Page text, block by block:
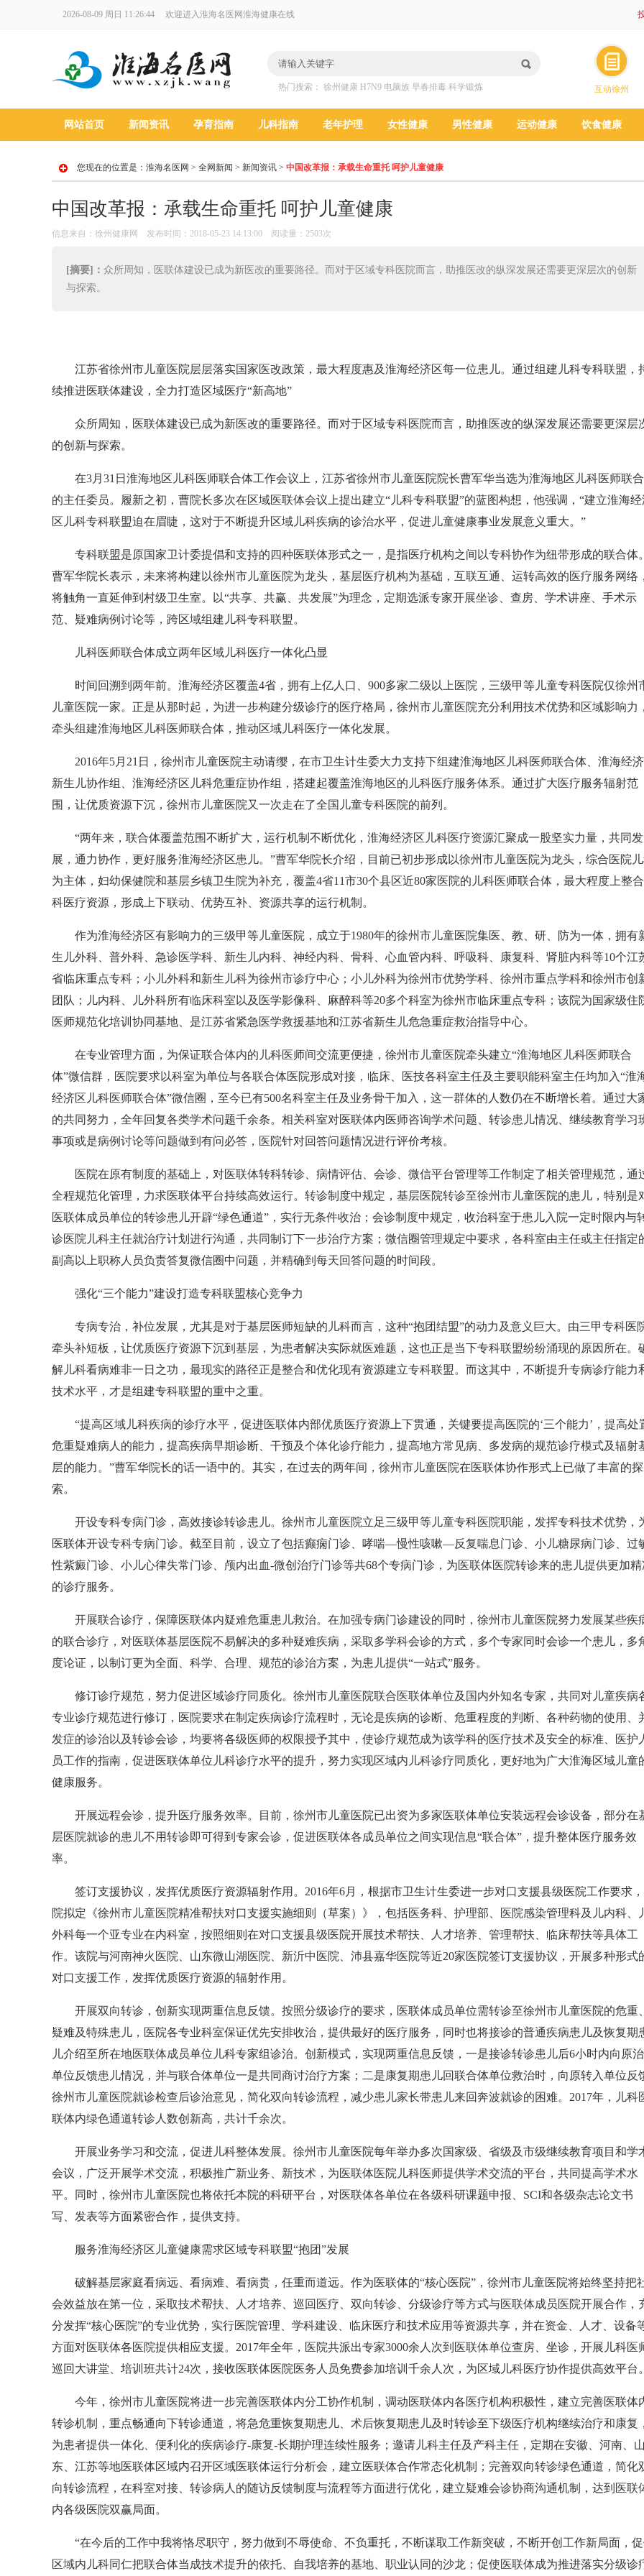
2026-08-09 周日 11:26:45 欢迎进入淮海名医网淮海健康在线
热门搜索： 徐州健康 H7N9 电脑族 早春排毒 科学锻炼 互动徐州
网站首页 新闻资讯 孕育指南 儿科指南 老年护理 女性健康 男性健康 运动健康 饮食健康
您现在的位置是： 淮海名医网 > 全网新闻 > 新闻资讯 > 中国改革报：承载生命重托 呵护儿童健康
中国改革报：承载生命重托 呵护儿童健康
信息来自：徐州健康网 发布时间：2018-05-23 14:13:00 阅读量：2503次
[摘要]： 众所周知，医联体建设已成为新医改的重要路径。而对于区域专科医院而言，助推医改的纵深发展还需要更深层次的创新
与探索。
江苏省徐州市儿童医院层层落实国家医改政策，最大程度惠及淮海经济区每一位患儿。通过组建儿科专科联盟，
续推进医联体建设，全力打造区域医疗“新高地”
众所周知，医联体建设已成为新医改的重要路径。而对于区域专科医院而言，助推医改的纵深发展还需要更深层
的创新与探索。
在3月31日淮海地区儿科医师联合体工作会议上，江苏省徐州市儿童医院院长曹军华当选为淮海地区儿科医师联
的主任委员。履新之初，曹院长多次在区域医联体会议上提出建立“儿科专科联盟”的蓝图构想，他强调，“建立淮海经
区儿科专科联盟迫在眉睫，这对于不断提升区域儿科疾病的诊治水平，促进儿童健康事业发展意义重大。”
专科联盟是原国家卫计委提倡和支持的四种医联体形式之一，是指医疗机构之间以专科协作为纽带形成的联合体。
曹军华院长表示，未来将构建以徐州市儿童医院为龙头，基层医疗机构为基础，互联互通、运转高效的医疗服务网络，
将触角一直延伸到村级卫生室。以“共享、共赢、共发展”为理念，定期选派专家开展坐诊、查房、学术讲座、手术示
范、疑难病例讨论等，跨区域组建儿科专科联盟。
儿科医师联合体成立两年区域儿科医疗一体化凸显
时间回溯到两年前。淮海经济区覆盖4省，拥有上亿人口、900多家二级以上医院，三级甲等儿童专科医院仅徐州
儿童医院一家。正是从那时起，为进一步构建分级诊疗的医疗格局，徐州市儿童医院充分利用技术优势和区域影响力，
牵头组建淮海地区儿科医师联合体，推动区域儿科医疗一体化发展。
2016年5月21日，徐州市儿童医院主动请缨，在市卫生计生委大力支持下组建淮海地区儿科医师联合体、淮海经
新生儿协作组、淮海经济区儿科危重症协作组，搭建起覆盖淮海地区的儿科医疗服务体系。通过扩大医疗服务辐射范
围，让优质资源下沉，徐州市儿童医院又一次走在了全国儿童专科医院的前列。
“两年来，联合体覆盖范围不断扩大，运行机制不断优化，淮海经济区儿科医疗资源汇聚成一股坚实力量，共同发
展，通力协作，更好服务淮海经济区患儿。”曹军华院长介绍，目前已初步形成以徐州市儿童医院为龙头，综合医院
为主体，妇幼保健院和基层乡镇卫生院为补充，覆盖4省11市30个县区近80家医院的儿科医师联合体，最大程度上整
科医疗资源，形成上下联动、优势互补、资源共享的运行机制。
作为淮海经济区有影响力的三级甲等儿童医院，成立于1980年的徐州市儿童医院集医、教、研、防为一体，拥有
生儿外科、普外科、急诊医学科、新生儿内科、神经内科、骨科、心血管内科、呼吸科、康复科、肾脏内科等10个江
省临床重点专科；小儿外科和新生儿科为徐州市诊疗中心；小儿外科为徐州市优势学科、徐州市重点学科和徐州市创
团队；儿内科、儿外科所有临床科室以及医学影像科、麻醉科等20多个科室为徐州市临床重点专科；该院为国家级住
医师规范化培训协同基地、是江苏省紧急医学救援基地和江苏省新生儿危急重症救治指导中心。
在专业管理方面，为保证联合体内的儿科医师间交流更便捷，徐州市儿童医院牵头建立“淮海地区儿科医师联合
体”微信群，医院要求以科室为单位与各联合体医院形成对接，临床、医技各科室主任及主要职能科室主任均加入“淮
经济区儿科医师联合体”微信圈，至今已有500名科室主任及业务骨干加入，这一群体的人数仍在不断增长着。通过大
的共同努力，全年回复各类学术问题千余条。相关科室对医联体内医师咨询学术问题、转诊患儿情况、继续教育学习
事项或是病例讨论等问题做到有问必答，医院针对回答问题情况进行评价考核。
医院在原有制度的基础上，对医联体转科转诊、病情评估、会诊、微信平台管理等工作制定了相关管理规范，通
全程规范化管理，力求医联体平台持续高效运行。转诊制度中规定，基层医院转诊至徐州市儿童医院的患儿，特别是
医联体成员单位的转诊患儿开辟“绿色通道”，实行无条件收治；会诊制度中规定，收治科室于患儿入院一定时限内与
诊医院儿科主任就治疗计划进行沟通，共同制订下一步治疗方案；微信圈管理规定中要求，各科室由主任或主任指定
副高以上职称人员负责答复微信圈中问题，并精确到每天回答问题的时间段。
强化“三个能力”建设打造专科联盟核心竞争力
专病专治，补位发展，尤其是对于基层医师短缺的儿科而言，这种“抱团结盟”的动力及意义巨大。由三甲专科医
牵头补短板，让优质医疗资源下沉到基层，为患者解决实际就医难题，这也正是当下专科联盟纷纷涌现的原因所在。
解儿科看病难非一日之功，最现实的路径正是整合和优化现有资源建立专科联盟。而这其中，不断提升专病诊疗能力
技术水平，才是组建专科联盟的重中之重。
“提高区域儿科疾病的诊疗水平，促进医联体内部优质医疗资源上下贯通，关键要提高医院的‘三个能力’，提高处
危重疑难病人的能力，提高疾病早期诊断、干预及个体化诊疗能力，提高地方常见病、多发病的规范诊疗模式及辐射
层的能力。”曹军华院长的话一语中的。其实，在过去的两年间，徐州市儿童医院在医联体协作形式上已做了丰富的探
索。
开设专科专病门诊，高效接诊转诊患儿。徐州市儿童医院立足三级甲等儿童专科医院职能，发挥专科技术优势，
医联体开设专科专病门诊。截至目前，设立了包括癫痫门诊、哮喘—慢性咳嗽—反复喘息门诊、小儿糖尿病门诊、过
性紫癜门诊、小儿心律失常门诊、颅内出血-微创治疗门诊等共68个专病门诊，为医联体医院转诊来的患儿提供更加精
的诊疗服务。
开展联合诊疗，保障医联体内疑难危重患儿救治。在加强专病门诊建设的同时，徐州市儿童医院努力发展某些疾
的联合诊疗，对医联体基层医院不易解决的多种疑难疾病，采取多学科会诊的方式，多个专家同时会诊一个患儿，多
度论证，以制订更为全面、科学、合理、规范的诊治方案，为患儿提供“一站式”服务。
修订诊疗规范，努力促进区域诊疗同质化。徐州市儿童医院联合医联体单位及国内外知名专家，共同对儿童疾病
专业诊疗规范进行修订，医院要求在制定疾病诊疗流程时，无论是疾病的诊断、危重程度的判断、各种药物的使用、
发症的诊治以及转诊会诊，均要将各级医师的权限授予其中，使诊疗规范成为该学科的医疗技术及安全的标准、医护
员工作的指南，促进医联体单位儿科诊疗水平的提升，努力实现区域内儿科诊疗同质化，更好地为广大淮海区域儿童
健康服务。
开展远程会诊，提升医疗服务效率。目前，徐州市儿童医院已出资为多家医联体单位安装远程会诊设备，部分在
层医院就诊的患儿不用转诊即可得到专家会诊，促进医联体各成员单位之间实现信息“联合体”，提升整体医疗服务效
率。
签订支援协议，发挥优质医疗资源辐射作用。2016年6月，根据市卫生计生委进一步对口支援县级医院工作要求
院拟定《徐州市儿童医院精准帮扶对口支援实施细则（草案）》，包括医务科、护理部、医院感染管理科及儿内科、
外科每一个亚专业在内科室，按照细则在对口支援县级医院开展技术帮扶、人才培养、管理帮扶、临床帮扶等具体工
作。该院与河南神火医院、山东微山湖医院、新沂中医院、沛县嘉华医院等近20家医院签订支援协议，开展多种形式
对口支援工作，发挥优质医疗资源的辐射作用。
开展双向转诊，创新实现两重信息反馈。按照分级诊疗的要求，医联体成员单位需转诊至徐州市儿童医院的危重、
疑难及特殊患儿，医院各专业科室保证优先安排收治，提供最好的医疗服务，同时也将接诊的普通疾病患儿及恢复期
儿介绍至所在地医联体成员单位儿科专家组诊治。创新模式，实现两重信息反馈，一是接诊转诊患儿后6小时内向原
单位反馈患儿情况，并与联合体单位一是共同商讨治疗方案；二是康复期患儿回联合体单位救治时，向原转入单位反
徐州市儿童医院就诊检查后诊治意见，简化双向转诊流程，减少患儿家长带患儿来回奔波就诊的困难。2017年，儿科
联体内绿色通道转诊人数创新高，共计千余次。
开展业务学习和交流，促进儿科整体发展。徐州市儿童医院每年举办多次国家级、省级及市级继续教育项目和学
会议，广泛开展学术交流，积极推广新业务、新技术，为医联体医院儿科医师提供学术交流的平台，共同提高学术水
平。同时，徐州市儿童医院也将依托本院的科研平台，对医联体各单位在各级科研课题申报、SCI和各级杂志论文书
写、发表等方面紧密合作，提供支持。
服务淮海经济区儿童健康需求区域专科联盟“抱团”发展
破解基层家庭看病远、看病难、看病贵，任重而道远。作为医联体的“核心医院”，徐州市儿童医院将始终坚持把
会效益放在第一位，采取技术帮扶、人才培养、巡回医疗、双向转诊、分级诊疗等方式与医联体成员医院开展合作，
分发挥“核心医院”的专业优势，实行医院管理、学科建设、临床医疗和技术应用等资源共享，并在资金、人才、设备
方面对医联体各医院提供相应支援。2017年全年，医院共派出专家3000余人次到医联体单位查房、坐诊，开展儿科医
巡回大讲堂、培训班共计24次，接收医联体医院医务人员免费参加培训千余人次，为区域儿科医疗协作提供高效平台。
今年，徐州市儿童医院将进一步完善医联体内分工协作机制，调动医联体内各医疗机构积极性，建立完善医联体
转诊机制，重点畅通向下转诊通道，将急危重恢复期患儿、术后恢复期患儿及时转诊至下级医疗机构继续治疗和康复，
为患者提供一体化、便利化的疾病诊疗-康复-长期护理连续性服务；邀请儿科主任及产科主任，定期在安徽、河南、山
东、江苏等地医联体区域内召开区域医联体运行分析会，建立医联体合作常态化机制；完善双向转诊绿色通道，简化
向转诊流程，在科室对接、转诊病人的随访反馈制度与流程等方面进行优化，建立疑难会诊协商沟通机制，达到医联
内各级医院双赢局面。
“在今后的工作中我将恪尽职守，努力做到不辱使命、不负重托，不断谋取工作新突破，不断开创工作新局面，
区域内儿科同仁把联合体当成技术提升的依托、自我培养的基地、职业认同的沙龙；促使医联体成为推进落实分级诊